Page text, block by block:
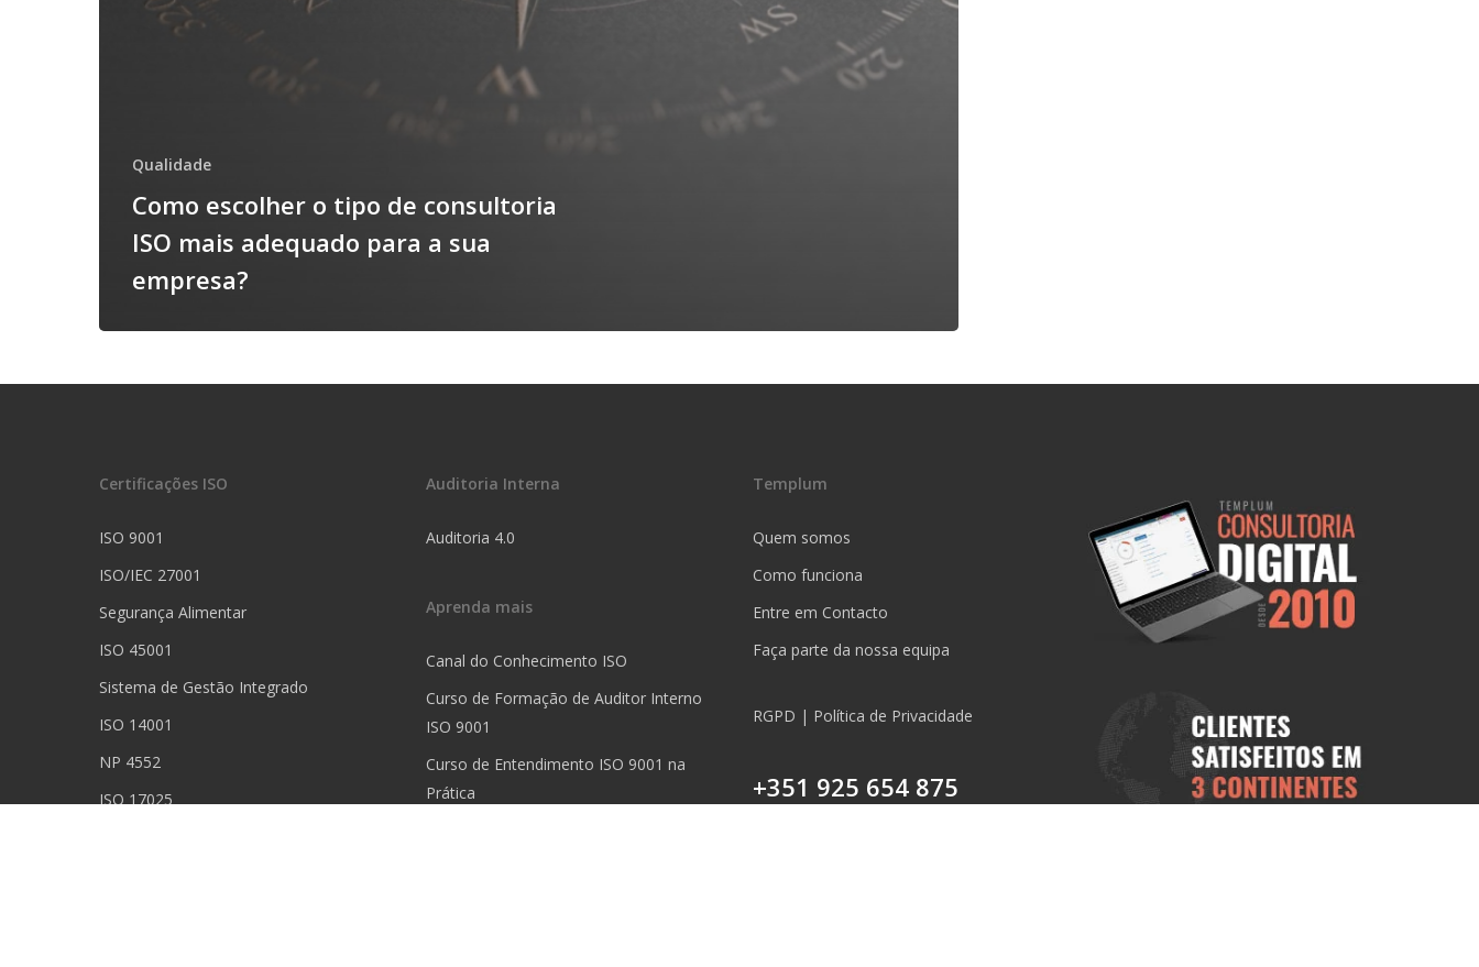
Qualidade
Como escolher o tipo de consultoria
ISO mais adequado para a sua
empresa?
Certificações ISO
ISO 9001
ISO/IEC 27001
Segurança Alimentar
ISO 45001
Sistema de Gestão Integrado
ISO 14001
NP 4552
ISO 17025
Auditoria Interna
Auditoria 4.0
Aprenda mais
Canal do Conhecimento ISO
Curso de Formação de Auditor Interno
ISO 9001
Curso de Entendimento ISO 9001 na
Prática
Templum
Quem somos
Como funciona
Entre em Contacto
Faça parte da nossa equipa
RGPD | Política de Privacidade
+351 925 654 875